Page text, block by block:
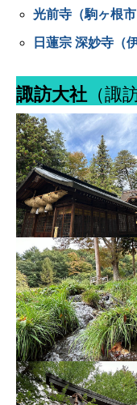
光前寺（駒ヶ根市
日蓮宗 深妙寺（
諏訪大社 （諏